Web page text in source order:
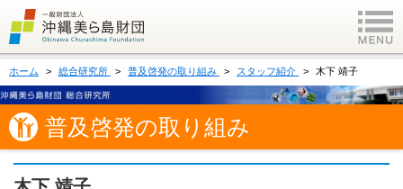
ホーム 総合研究所 普及啓発の取り組み スタッフ紹介 木下 靖子
普及啓発の取り組み